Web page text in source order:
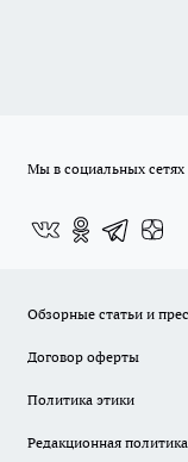
Мы в социальных сетях
Обзорные статьи и
Договор оферты
Политика этики
Редакционная политика